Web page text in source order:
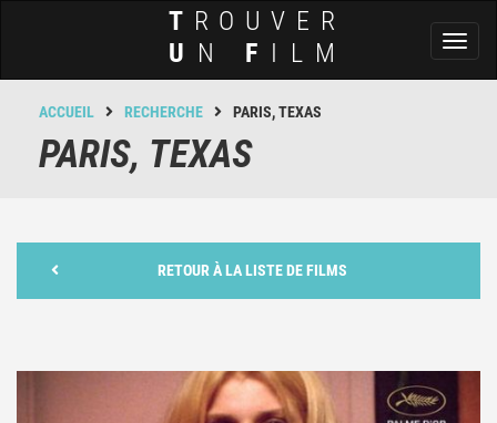
T ROUVER
U N F ILM
ACCUEIL RECHERCHE PARIS, TEXAS
PARIS, TEXAS
RETOUR À LA LISTE DE FILMS